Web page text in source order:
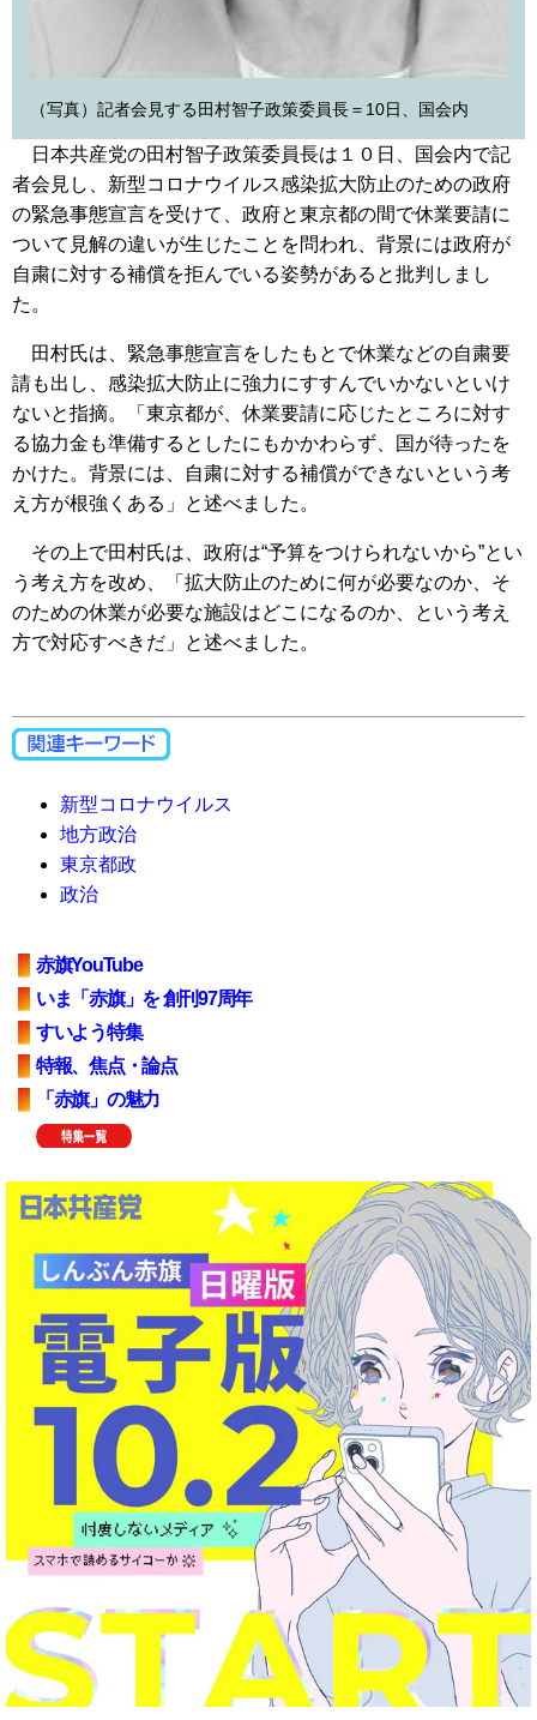
（写真）記者会見する田村智子政策委員長＝10日、国会内
日本共産党の田村智子政策委員長は１０日、国会内で記
者会見し、新型コロナウイルス感染拡大防止のための政府
の緊急事態宣言を受けて、政府と東京都の間で休業要請に
ついて見解の違いが生じたことを問われ、背景には政府が
自粛に対する補償を拒んでいる姿勢があると批判しまし
た。
田村氏は、緊急事態宣言をしたもとで休業などの自粛要
請も出し、感染拡大防止に強力にすすんでいかないといけ
ないと指摘。「東京都が、休業要請に応じたところに対す
る協力金も準備するとしたにもかかわらず、国が待ったを
かけた。背景には、自粛に対する補償ができないという考
え方が根強くある」と述べました。
その上で田村氏は、政府は“予算をつけられないから”とい
う考え方を改め、「拡大防止のために何が必要なのか、そ
のための休業が必要な施設はどこになるのか、という考え
方で対応すべきだ」と述べました。
新型コロナウイルス
地方政治
東京都政
政治
赤旗YouTube
いま「赤旗」を 創刊97周年
すいよう特集
特報、焦点・論点
「赤旗」の魅力